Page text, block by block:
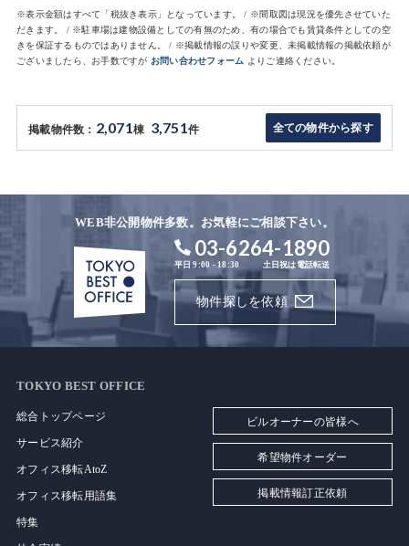
※表示金額はすべて「税抜き表示」となっています。 / ※間取図は現況を優先させていた
だきます。 / ※駐車場は建物設備としての有無のため、有の場合でも賃貸条件としての空
きを保証するものではありません。 / ※掲載情報の誤りや変更、未掲載情報の掲載依頼が
ございましたら、お手数ですが お問い合わせフォーム よりご連絡ください。
掲載物件数： 2,071棟 3,751件 全ての物件から探す
WEB非公開物件多数。お気軽にご相談下さい。
03-6264-1890
平日 9:00 - 18:30 土日祝は電話転送
物件探しを依頼
TOKYO BEST OFFICE
総合トップページ
サービス紹介
オフィス移転AtoZ
オフィス移転用語集
特集
ビルオーナーの皆様へ
希望物件オーダー
掲載情報訂正依頼